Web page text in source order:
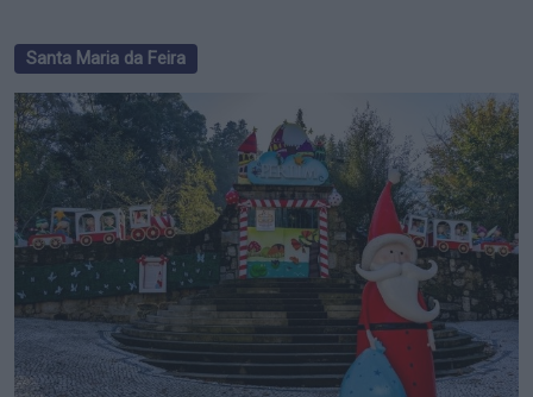
Santa Maria da Feira